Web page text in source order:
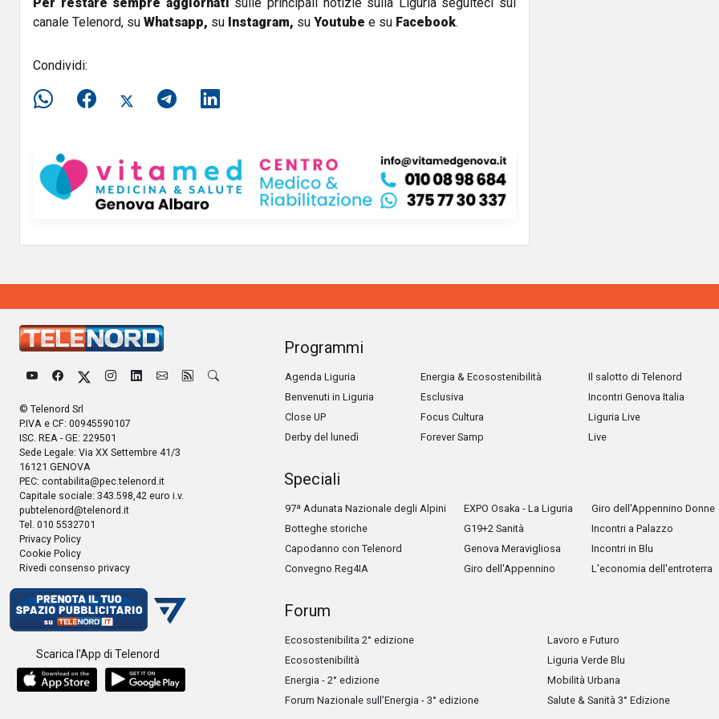
Per restare sempre aggiornati sulle principali notizie sulla Liguria seguiteci sul
canale Telenord, su Whatsapp, su Instagram, su Youtube e su Facebook.
Condividi:
© Telenord Srl
P.IVA e CF: 00945590107
ISC. REA - GE: 229501
Sede Legale: Via XX Settembre 41/3
16121 GENOVA
PEC: contabilita@pec.telenord.it
Capitale sociale: 343.598,42 euro i.v.
pubtelenord@telenord.it
Tel. 010 5532701
Privacy Policy
Cookie Policy
Rivedi consenso privacy
Scarica l'App di Telenord
Programmi
Agenda Liguria
Benvenuti in Liguria
Close UP
Derby del lunedì
Energia & Ecosostenibilità
Esclusiva
Focus Cultura
Forever Samp
Il salotto di Telenord
Incontri Genova Italia
Liguria Live
Live
Speciali
97ª Adunata Nazionale degli Alpini
Botteghe storiche
Capodanno con Telenord
Convegno Reg4IA
EXPO Osaka - La Liguria
G19+2 Sanità
Genova Meravigliosa
Giro dell'Appennino
Giro dell'Appennino Donne
Incontri a Palazzo
Incontri in Blu
L'economia dell'entroterra
Forum
Ecosostenibilita 2° edizione
Ecosostenibilità
Energia - 2° edizione
Forum Nazionale sull’Energia - 3° edizione
Lavoro e Futuro
Liguria Verde Blu
Mobilità Urbana
Salute & Sanità 3° Edizione